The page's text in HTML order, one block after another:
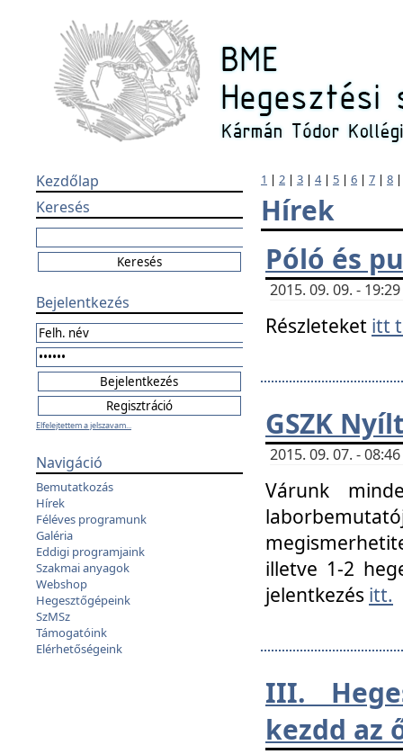
Kezdőlap
Keresés
Bejelentkezés
Elfelejtettem a jelszavam...
Navigáció
Bemutatkozás
Hírek
Féléves programunk
Galéria
Eddigi programjaink
Szakmai anyagok
Webshop
Hegesztőgépeink
SzMSz
Támogatóink
Elérhetőségeink
1 | 2 | 3 | 4| 5 | 6 | 7 | 8
Hírek
Póló és
2015. 09. 09. -
Részleteket itt
GSZK
2015. 09. 07. -
Várunk
illetve 1-2
jelentkezés itt.
III.
kezdd az